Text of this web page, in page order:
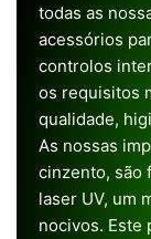
todas as
acessórios
controlos
os requisitos
qualidade,
As nossas
cinzento, são
laser UV, um
nocivos. Este